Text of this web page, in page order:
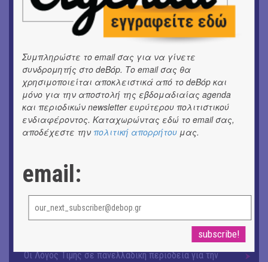
ΕΙΚΑΣΤΙΚΑ
Ομαδική έκθεση | Προσωρινά για Πάντα
Αργύρης Ραλλιάς | Λιτανεία
ΕΙΚΑΣΤΙΚΑ
Θανάσης Λάλας-Κώστας Τσόκλης - Συνομιλώντας με
εικόνες και λέξεις
ΘΕΑΤΡΟ / ΧΟΡΟΣ
ΜΟΥΣΙΚΗ
9o Φεστιβάλ Στρογγύλη στη Σαντορίνη
ΘΕΑΤΡΟ / ΧΟΡΟΣ
«Ίων» του Ευρυπίδη
Οι Λόγος Τιμής σε πανελλαδική περιοδεία για την
Συμπληρώστε το email σας για να γίνετε
συνδρομητής στο deBόp. Το email σας θα
χρησιμοποιείται αποκλειστικά από το deBόp και
μόνο για την αποστολή της εβδομαδιαίας agenda
και περιοδικών newsletter ευρύτερου πολιτιστικού
ενδιαφέροντος. Καταχωρώντας εδώ το email σας,
αποδέχεστε την πολιτική απορρήτου μας.
email: